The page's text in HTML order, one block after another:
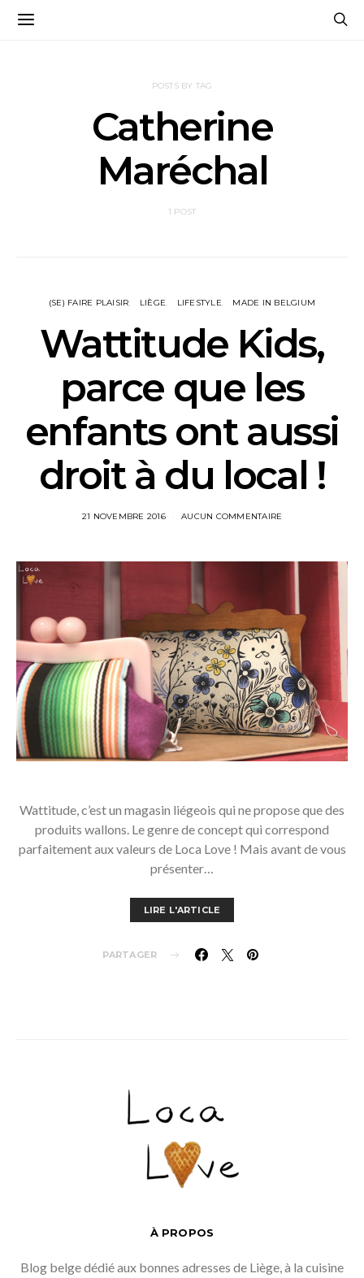
POSTS BY TAG
Catherine
Maréchal
1 POST
(SE) FAIRE PLAISIR LIÈGE LIFESTYLE MADE IN BELGIUM
Wattitude Kids,
parce que les
enfants ont aussi
droit à du local !
21 NOVEMBRE 2016 AUCUN COMMENTAIRE
Wattitude, c’est un magasin liégeois qui ne propose que des
produits wallons. Le genre de concept qui correspond
parfaitement aux valeurs de Loca Love ! Mais avant de vous
présenter…
LIRE L'ARTICLE
PARTAGER
À PROPOS
Blog belge dédié aux bonnes adresses de Liège, à la cuisine